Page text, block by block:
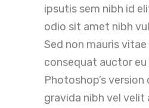
ipsutis sem nibh id
odio sit amet nibh
Sed non mauris
consequat auctor eu
Photoshop’s
gravida nibh vel